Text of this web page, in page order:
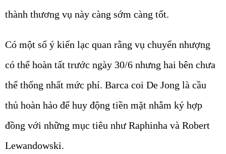
thành thương vụ này càng sớm càng tốt.
Có một số ý kiến lạc quan rằng vụ chuyển nhượng
có thể hoàn tất trước ngày 30/6 nhưng hai bên chưa
thể thống nhất mức phí. Barca coi De Jong là cầu
thủ hoàn hảo để huy động tiền mặt nhằm ký hợp
đồng với những mục tiêu như Raphinha và Robert
Lewandowski.